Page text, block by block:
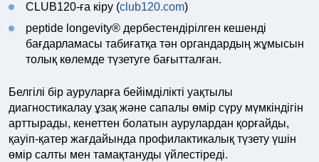
CLUB120-ға кіру (club120.com)
peptide longevity® дербестендірілген кешенді
бағдарламасы табиғатқа тән органдардың жұмысын
толық көлемде түзетуге бағытталған.
Белгілі бір ауруларға бейімділікті уақтылы
диагностикалау ұзақ және сапалы өмір сүру мүмкіндігін
арттырады, кенеттен болатын аурулардан қорғайды,
қауіп-қатер жағдайында профилактикалық түзету үшін
өмір салты мен тамақтануды үйлестіреді.